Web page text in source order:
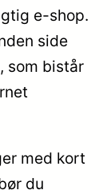
e-shop.
side
som bistår
med kort
du